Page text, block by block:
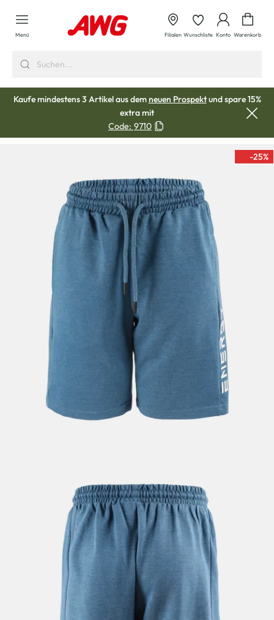
springen
Menü Filialen Wunschliste Konto Warenkorb
Kaufe mindestens 3 Artikel aus demneuen Prospektund spare 15%
extra mit
Code: 9710
-25%